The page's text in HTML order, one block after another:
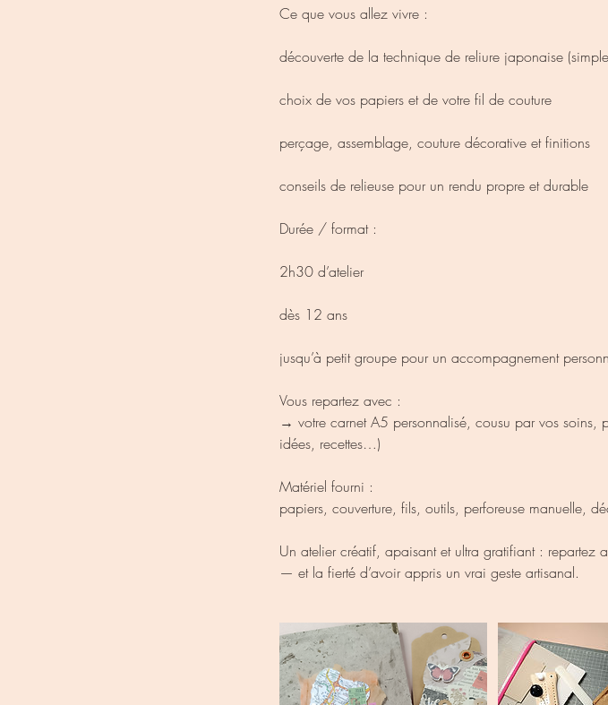
Ce que vous allez vivre :
découverte de la technique de reliure japonaise
choix de vos papiers et de votre fil de couture
perçage, assemblage, couture décorative et finitions
conseils de relieuse pour un rendu propre et durable
Durée / format :
2h30 d’atelier
dès 12 ans
jusqu’à petit groupe pour un accompagnement
Vous repartez avec :
→ votre carnet A5 personnalisé, cousu par vos soins,
idées, recettes…)
Matériel fourni :
papiers, couverture, fils, outils, perforeuse manuelle,
Un atelier créatif, apaisant et ultra gratifiant : repartez
— et la fierté d’avoir appris un vrai geste artisanal.